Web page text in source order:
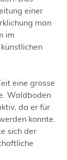
einer
man
im
eine grosse
Waldboden
da er für
konnte.
sich der